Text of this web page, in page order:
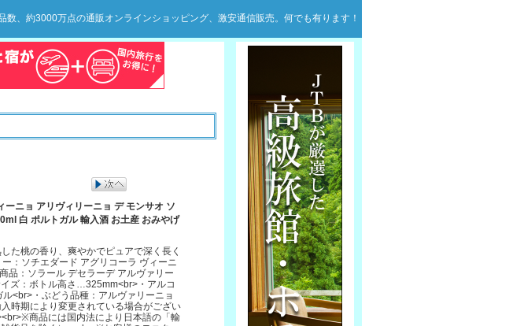
数、約3000万点の通販オンラインショッピング、激安通信販売。何でも有ります！
ニョ アリヴィリーニョ デ モンサオ ソ
白 ポルトガル 輸入酒 お土産 おみやげ
た桃の香り、爽やかでピュアで深く長く
：ソチエダード アグリコーラ ヴィーニ
品：ソラール デセラーデ アルヴァリー
ズ：ボトル高さ…325mm<br>・アルコ
<br>・ぶどう品種：アルヴァリーニョ
時期により変更されている場合がござい
商品には国内法により日本語の「輸